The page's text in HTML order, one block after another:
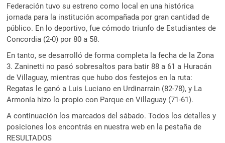
Federación tuvo su estreno como local en una histórica
jornada para la institución acompañada por gran cantidad de
público. En lo deportivo, fue cómodo triunfo de Estudiantes de
Concordia (2-0) por 80 a 58.
En tanto, se desarrolló de forma completa la fecha de la Zona
3. Zaninetti no pasó sobresaltos para batir 88 a 61 a Huracán
de Villaguay, mientras que hubo dos festejos en la ruta:
Regatas le ganó a Luis Luciano en Urdinarrain (82-78), y La
Armonía hizo lo propio con Parque en Villaguay (71-61).
A continuación los marcados del sábado. Todos los detalles y
posiciones los encontrás en nuestra web en la pestaña de
RESULTADOS